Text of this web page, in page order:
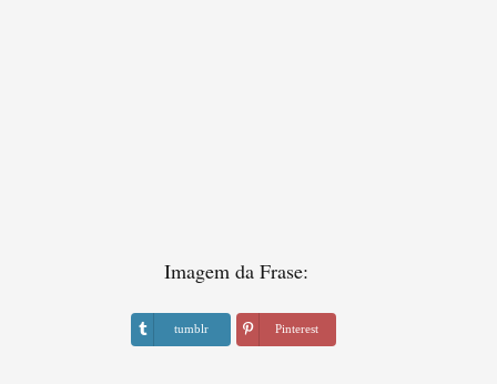
Imagem da Frase:
tumblr Pinterest